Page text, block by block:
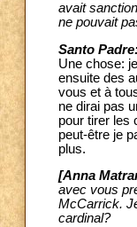
avait
ne pouvait
Santo
Une chose:
ensuite des
vous et à
ne dirai pas
pour tirer les
peut-être je
plus.
[Anna
avec vous
McCarrick.
cardinal?